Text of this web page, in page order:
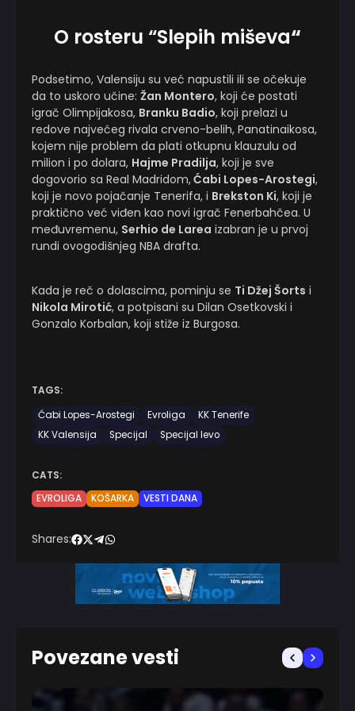
O rosteru “Slepih miševa“
Podsetimo, Valensiju su već napustili ili se očekuje
da to uskoro učine: Žan Montero, koji će postati
igrač Olimpijakosa, Branku Badio, koji prelazi u
redove najvećeg rivala crveno-belih, Panatinaikosa,
kojem nije problem da plati otkupnu klauzulu od
milion i po dolara, Hajme Pradilja, koji je sve
dogovorio sa Real Madridom,Ćabi Lopes-Arostegi,
koji je novo pojačanje Tenerifa, i Brekston Ki, koji je
praktično već viđen kao novi igrač Fenerbahčea. U
međuvremenu, Serhio de Larea izabran je u prvoj
rundi ovogodišnjeg NBA drafta.
Kada je reč o dolascima, pominju se Ti Džej Šorts i
Nikola Mirotić, a potpisani su Dilan Osetkovski i
Gonzalo Korbalan, koji stiže iz Burgosa.
TAGS:
Ćabi Lopes-Arostegi
Evroliga
KK Tenerife
KK Valensija
Specijal Specijal levo
CATS:
EVROLIGA
KOŠARKA VESTI DANA
Shares:
Povezane vesti